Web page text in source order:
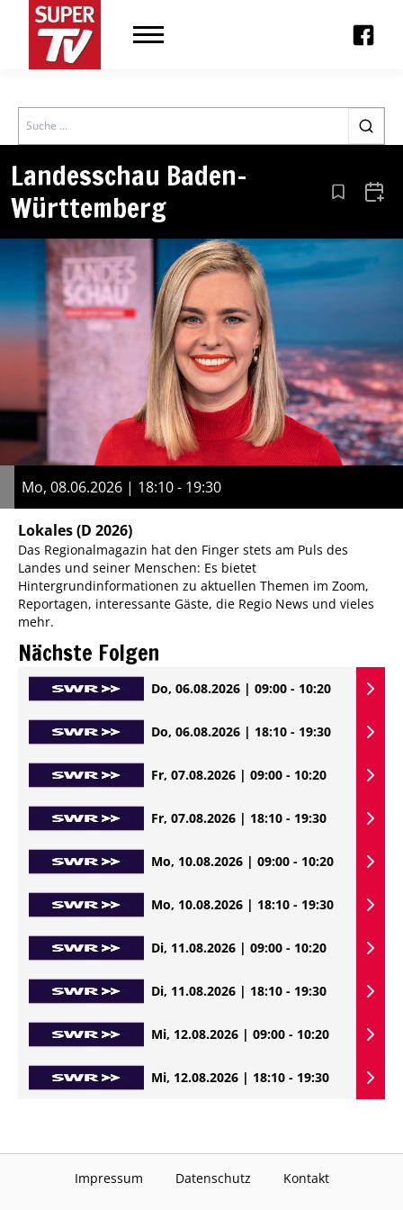
Search
Landesschau Baden-
Württemberg
Aus den
Mo, 08.06.2026 | 18:10 - 19:30
Lokales(D 2026)
Das Regionalmagazin hat den Finger stets am Puls des
Landes und seiner Menschen: Es bietet
Hintergrundinformationen zu aktuellen Themen im Zoom,
Reportagen, interessante Gäste, die Regio News und vieles
mehr.
Nächste Folgen
Do, 06.08.2026 | 09:00 - 10:20
Do, 06.08.2026 | 18:10 - 19:30
Fr, 07.08.2026 | 09:00 - 10:20
Fr, 07.08.2026 | 18:10 - 19:30
Mo, 10.08.2026 | 09:00 - 10:20
Mo, 10.08.2026 | 18:10 - 19:30
Di, 11.08.2026 | 09:00 - 10:20
Di, 11.08.2026 | 18:10 - 19:30
Mi, 12.08.2026 | 09:00 - 10:20
Mi, 12.08.2026 | 18:10 - 19:30
Impressum Datenschutz Kontakt